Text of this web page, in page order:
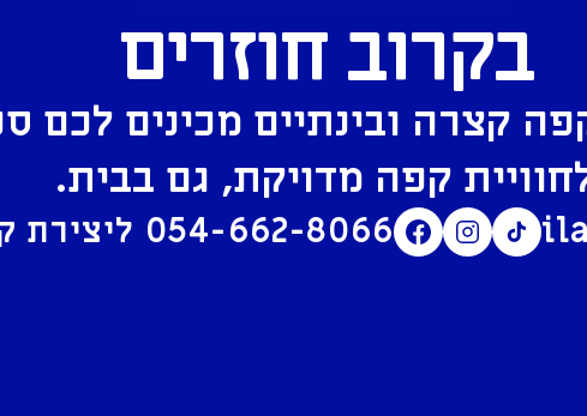
בקרוב חוזרים
קצרה ובינתיים מכינים לכם
קפה מדויקת, גם בבית.
054-662-8066